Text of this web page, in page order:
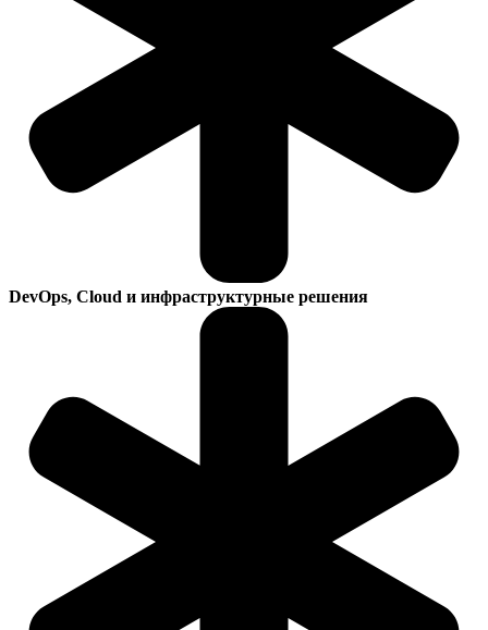
DevOps, Cloud и инфраструктурные решения